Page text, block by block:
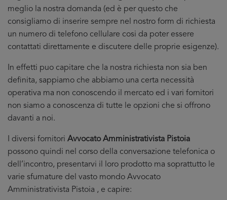
meglio la nostra domanda (ed è per questo che
consigliamo di inserire sempre nel nostro form di richiesta
un numero di telefono cellulare cosi da poter essere
contattati direttamente e discutere delle proprie esigenze).
In effetti puo capitare che la nostra richiesta non sia ben
definita, sappiamo che abbiamo una certa necessità
operativa ma non conoscendo il mercato ed i vari fornitori
non siamo a conoscenza di tutte le opzioni che si offrono
davanti a noi.
I diversi fornitori Avvocato Amministrativista Pistoia
possono quindi nel corso della conversazione telefonica o
dell’incontro, presentarvi il loro prodotto ma soprattutto le
varie sfumature del vasto mondo Avvocato
Amministrativista Pistoia , e capire: